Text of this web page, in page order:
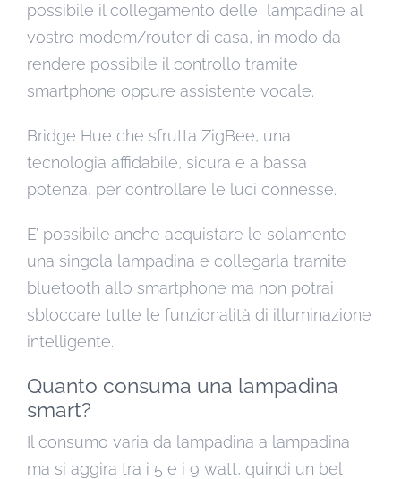
possibile il collegamento delle lampadine al
vostro modem/router di casa, in modo da
rendere possibile il controllo tramite
smartphone oppure assistente vocale.
Bridge Hue che sfrutta ZigBee, una
tecnologia affidabile, sicura e a bassa
potenza, per controllare le luci connesse.
E’ possibile anche acquistare le solamente
una singola lampadina e collegarla tramite
bluetooth allo smartphone ma non potrai
sbloccare tutte le funzionalità di illuminazione
intelligente.
Quanto consuma una lampadina
smart?
Il consumo varia da lampadina a lampadina
ma si aggira tra i 5 e i 9 watt, quindi un bel